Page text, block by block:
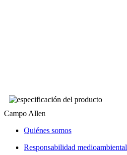
Campo Allen
Quiénes somos
Responsabilidad medioambiental